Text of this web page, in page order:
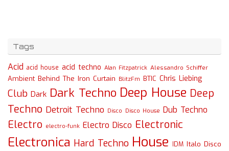
Tags
Acid acid house acid techno Alan Fitzpatrick Alessandro Schiffer
Ambient Behind The Iron Curtain BlitzFm BTIC Chris Liebing
Club Dark Dark Techno Deep House Deep
Techno Detroit Techno Disco Disco House Dub Techno
Electro electro-funk Electro Disco Electronic
Electronica Hard Techno House IDM Italo Disco